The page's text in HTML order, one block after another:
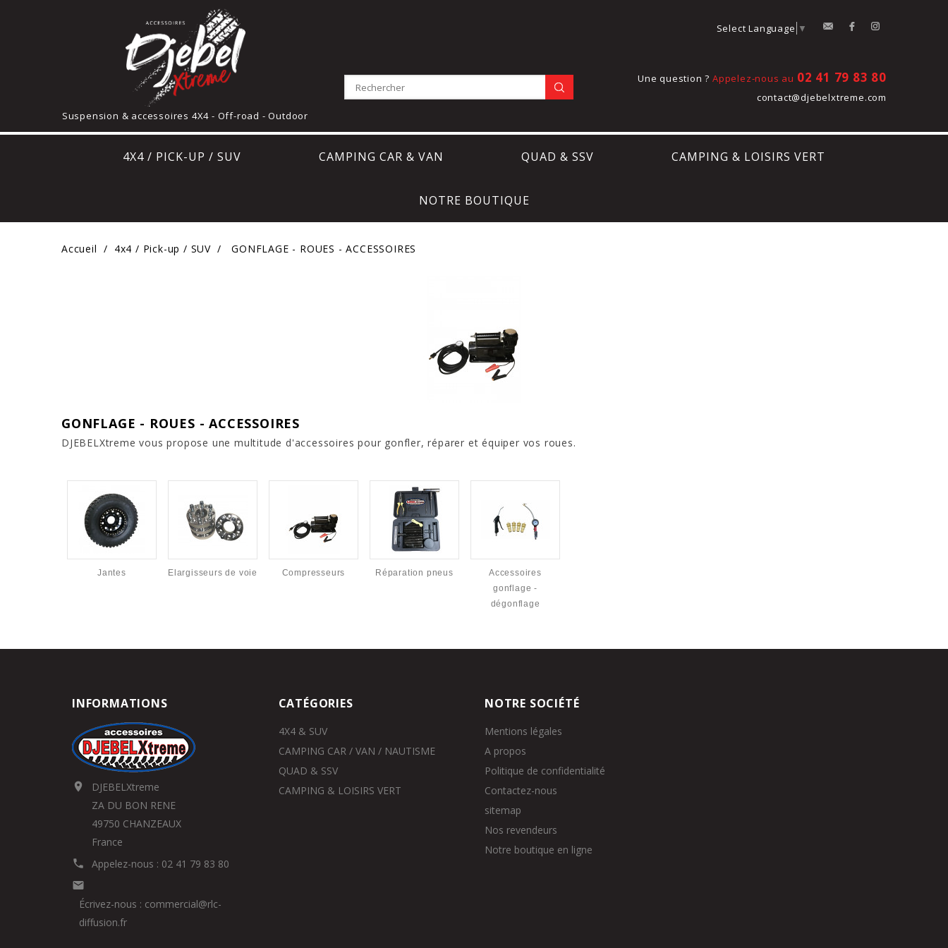
contactFacebook
Select Language ▼
Suspension & accessoires 4X4 - Off-road - Outdoor
Une question ? Appelez-nous au 02 41 79 83 80
contact@djebelxtreme.com
4X4 / PICK-UP / SUV CAMPING CAR & VAN QUAD & SSV CAMPING & LOISIRS VERT
NOTRE BOUTIQUE
Accueil 4x4 / Pick-up / SUV GONFLAGE - ROUES - ACCESSOIRES
GONFLAGE - ROUES - ACCESSOIRES
DJEBELXtreme vous propose une multitude d'accessoires pour gonfler, réparer et équiper vos roues.
Jantes Elargisseurs de voie Compresseurs Réparation pneus
Accessoires
gonflage -
dégonflage
INFORMATIONS

DJEBELXtreme
ZA DU BON RENE
49750 CHANZEAUX
France
 Appelez-nous : 02 41 79 83 80

Écrivez-nous : commercial@rlc-
diffusion.fr
CATÉGORIES
4X4 & SUV
CAMPING CAR / VAN / NAUTISME
QUAD & SSV
CAMPING & LOISIRS VERT
NOTRE SOCIÉTÉ
Mentions légales
A propos
Politique de confidentialité
Contactez-nous
sitemap
Nos revendeurs
Notre boutique en ligne